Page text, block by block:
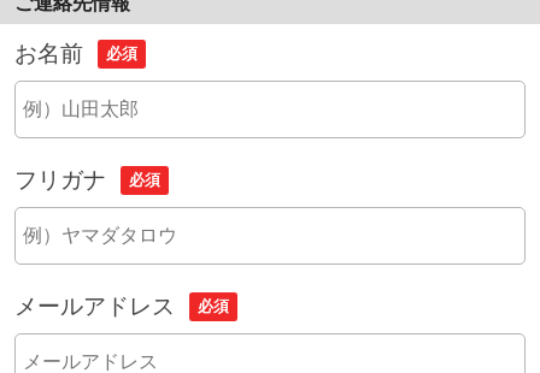
お名前 必須
フリガナ 必須
メールアドレス 必須